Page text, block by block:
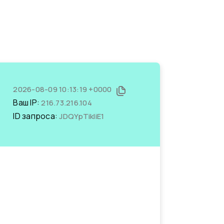
2026-08-09 10:13:19 +0000
Ваш IP:216.73.216.104
ID запроса:JDQYpTikIiE1